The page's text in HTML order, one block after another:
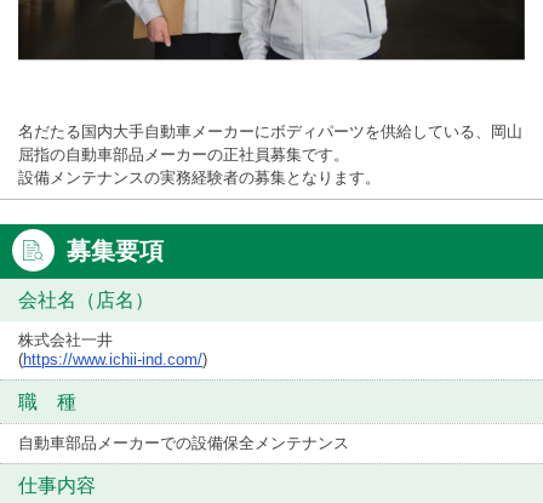
名だたる国内大手自動車メーカーにボディパーツを供給している、岡山
屈指の自動車部品メーカーの正社員募集です。
設備メンテナンスの実務経験者の募集となります。
募集要項
会社名（店名）
株式会社一井
(https://www.ichii-ind.com/)
職 種
自動車部品メーカーでの設備保全メンテナンス
仕事内容